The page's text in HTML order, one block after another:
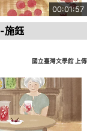
00:01:57
施鈺
國立臺灣文學館 上傳